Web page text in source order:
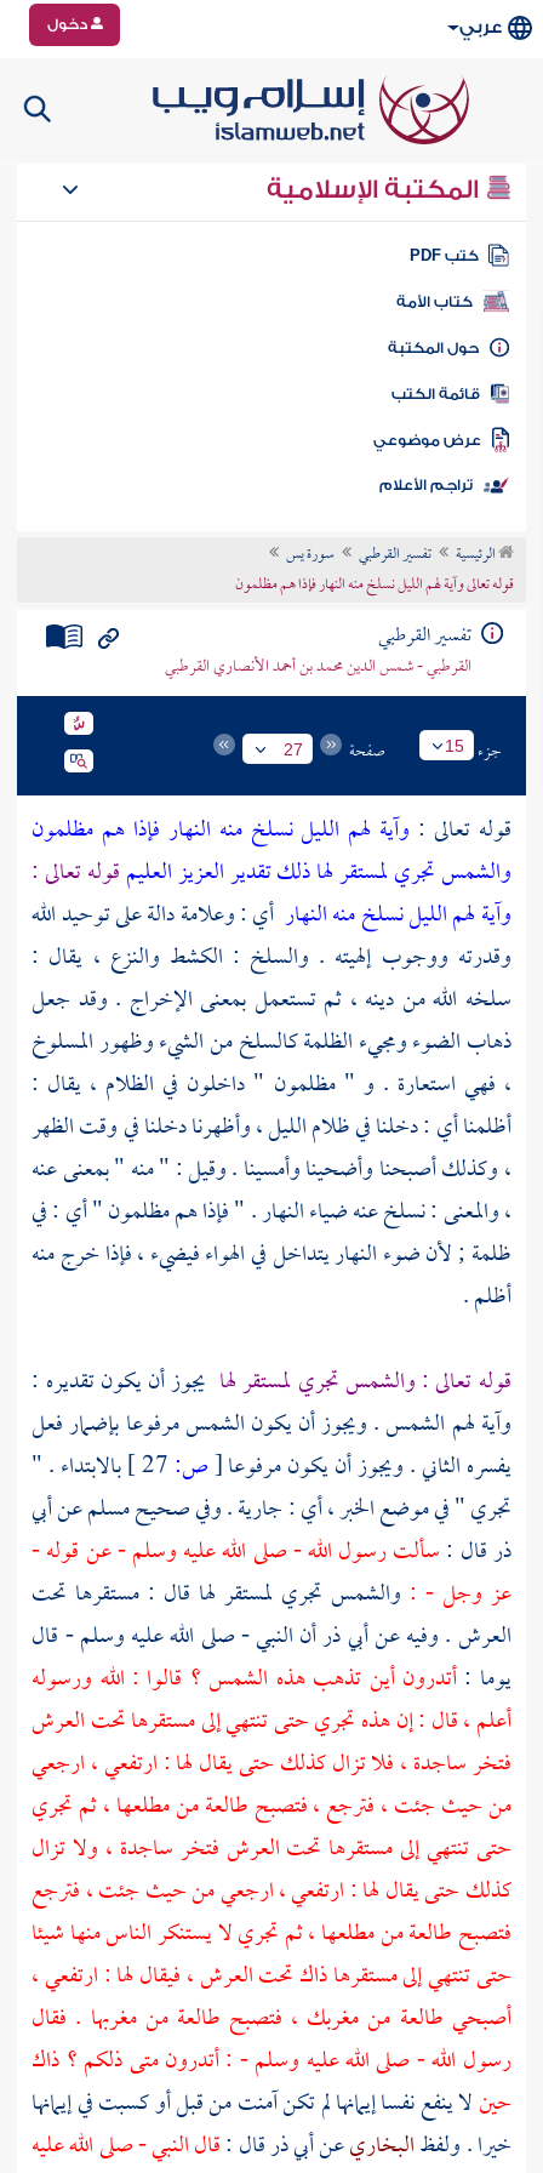
عربي دخول
المكتبة الإسلامية
كتب PDF
كتاب الأمة
المكتبة
الكتب
موضوعي
تراجم الأعلام
الرئيسية تفسير القرطبي
سورة يس
قوله تعالى وآية لهم الليل نسلخ منه النهار فإذا هم مظلمون
تفسير القرطبي
القرطبي - شمس الدين محمد بن أحمد الأنصاري القرطبي
جزء 15 صفحة 27
قوله تعالى : وآية لهم الليل نسلخ منه النهار فإذا هم مظلمون
والشمس تجري لمستقر لها ذلك تقدير العزيز العليمقوله تعالى :
وآية لهم الليل نسلخ منه النهار أي : وعلامة دالة على توحيد الله
وقدرته ووجوب إلهيته . والسلخ : الكشط والنزع ، يقال :
سلخه الله من دينه ، ثم تستعمل بمعنى الإخراج . وقد جعل
ذهاب الضوء ومجيء الظلمة كالسلخ من الشيء وظهور المسلوخ
، فهي استعارة . و " مظلمون " داخلون في الظلام ، يقال :
أظلمنا أي : دخلنا في ظلام الليل ، وأظهرنا دخلنا في وقت الظهر
، وكذلك أصبحنا وأضحينا وأمسينا . وقيل : " منه " بمعنى عنه
، والمعنى : نسلخ عنه ضياء النهار . " فإذا هم مظلمون " أي : في
ظلمة ; لأن ضوء النهار يتداخل في الهواء فيضيء ، فإذا خرج منه
أظلم .
قوله تعالى : والشمس تجري لمستقر لها يجوز أن يكون تقديره :
وآية لهم الشمس . ويجوز أن يكون الشمس مرفوعا بإضمار فعل
يفسره الثاني . ويجوز أن يكون مرفوعا[ص:
بالابتداء . "
تجري " في موضع الخبر ، أي : جارية . وفي صحيحمسلمعنأبي
ذرقال :سألت رسول الله - صلى الله عليه وسلم - عن قوله -
عز وجل - : والشمس تجري لمستقر لها قال : مستقرها تحت
العرش . وفيه عنأبي ذرأن النبي - صلى الله عليه وسلم - قال
يوما :أتدرون أين تذهب هذه الشمس ؟ قالوا : الله ورسوله
أعلم ، قال : إن هذه تجري حتى تنتهي إلى مستقرها تحت العرش
فتخر ساجدة ، فلا تزال كذلك حتى يقال لها : ارتفعي ، ارجعي
من حيث جئت ، فترجع ، فتصبح طالعة من مطلعها ، ثم تجري
حتى تنتهي إلى مستقرها تحت العرش فتخر ساجدة ، ولا تزال
كذلك حتى يقال لها : ارتفعي ، ارجعي من حيث جئت ، فترجع
فتصبح طالعة من مطلعها ، ثم تجري لا يستنكر الناس منها شيئا
حتى تنتهي إلى مستقرها ذاك تحت العرش ، فيقال لها : ارتفعي ،
أصبحي طالعة من مغربك ، فتصبح طالعة من مغربها . فقال
رسول الله - صلى الله عليه وسلم - : أتدرون متى ذلكم ؟ ذاك
حينلا ينفع نفسا إيمانها لم تكن آمنت من قبل أو كسبت في إيمانها
خيرا . ولفظالبخاريعنأبي ذرقال :قال النبي - صلى الله عليه